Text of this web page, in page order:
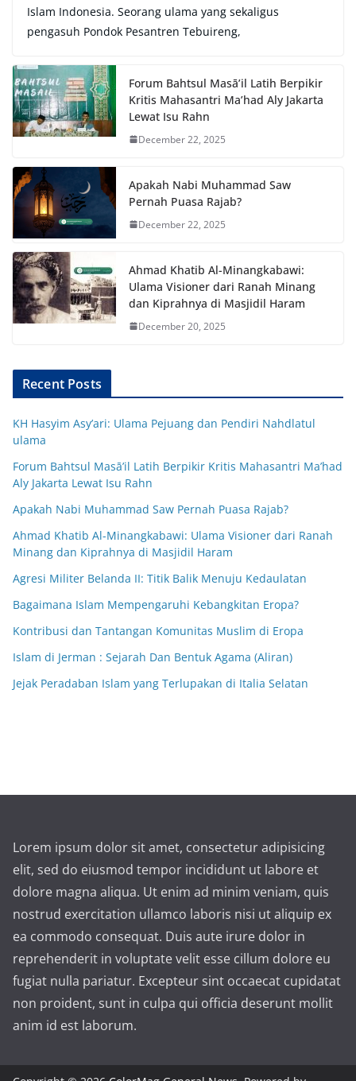
Islam Indonesia. Seorang ulama yang sekaligus
pengasuh Pondok Pesantren Tebuireng,
Forum Bahtsul Masā’il Latih Berpikir
Kritis Mahasantri Ma’had Aly Jakarta
Lewat Isu Rahn
December 22, 2025
Apakah Nabi Muhammad Saw
Pernah Puasa Rajab?
December 22, 2025
Ahmad Khatib Al-Minangkabawi:
Ulama Visioner dari Ranah Minang
dan Kiprahnya di Masjidil Haram
December 20, 2025
Recent Posts
KH Hasyim Asy’ari: Ulama Pejuang dan Pendiri Nahdlatul
ulama
Forum Bahtsul Masā’il Latih Berpikir Kritis Mahasantri Ma’had
Aly Jakarta Lewat Isu Rahn
Apakah Nabi Muhammad Saw Pernah Puasa Rajab?
Ahmad Khatib Al-Minangkabawi: Ulama Visioner dari Ranah
Minang dan Kiprahnya di Masjidil Haram
Agresi Militer Belanda II: Titik Balik Menuju Kedaulatan
Bagaimana Islam Mempengaruhi Kebangkitan Eropa?
Kontribusi dan Tantangan Komunitas Muslim di Eropa
Islam di Jerman : Sejarah Dan Bentuk Agama (Aliran)
Jejak Peradaban Islam yang Terlupakan di Italia Selatan
Lorem ipsum dolor sit amet, consectetur adipisicing
elit, sed do eiusmod tempor incididunt ut labore et
dolore magna aliqua. Ut enim ad minim veniam, quis
nostrud exercitation ullamco laboris nisi ut aliquip ex
ea commodo consequat. Duis aute irure dolor in
reprehenderit in voluptate velit esse cillum dolore eu
fugiat nulla pariatur. Excepteur sint occaecat cupidatat
non proident, sunt in culpa qui officia deserunt mollit
anim id est laborum.